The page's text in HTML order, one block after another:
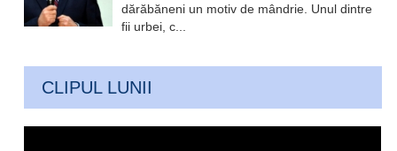
dărăbăneni un motiv de mândrie. Unul dintre
fii urbei, c...
CLIPUL LUNII